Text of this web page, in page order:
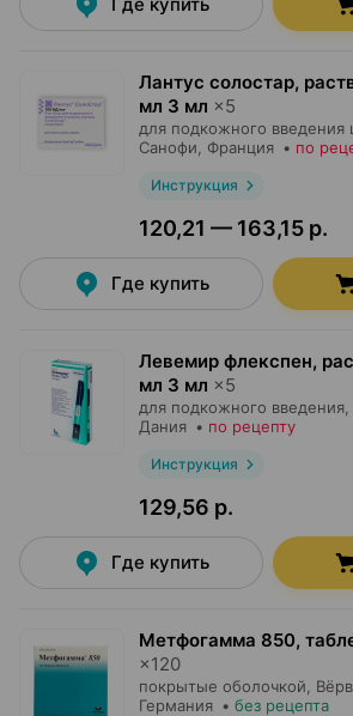
Лантус солостар,
мл 3 мл ×5
для подкожного введения
Санофи , Франция • по
Инструкция
120,21 — 163,15 р.
Где купить
Левемир флекспен,
мл 3 мл ×5
для подкожного введения,
Дания • по рецепту
Инструкция
129,56 р.
Где купить
Метфогамма 850,
×120
покрытые оболочкой,
Германия • без рецепта